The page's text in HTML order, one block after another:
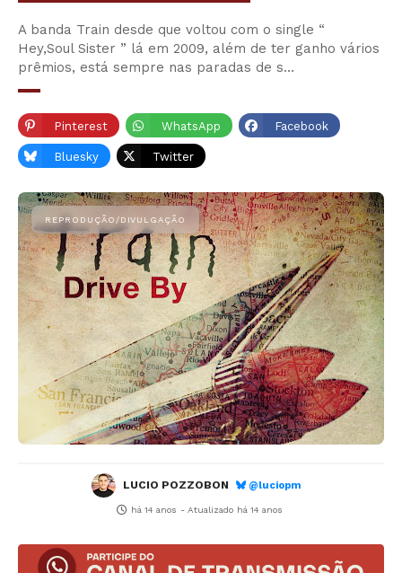
A banda Train desde que voltou com o single “
Hey,Soul Sister ” lá em 2009, além de ter ganho vários
prêmios, está sempre nas paradas de s…
Pinterest WhatsApp Facebook
Bluesky Twitter
LUCIO POZZOBON @luciopm
há 14 anos - Atualizado há 14 anos